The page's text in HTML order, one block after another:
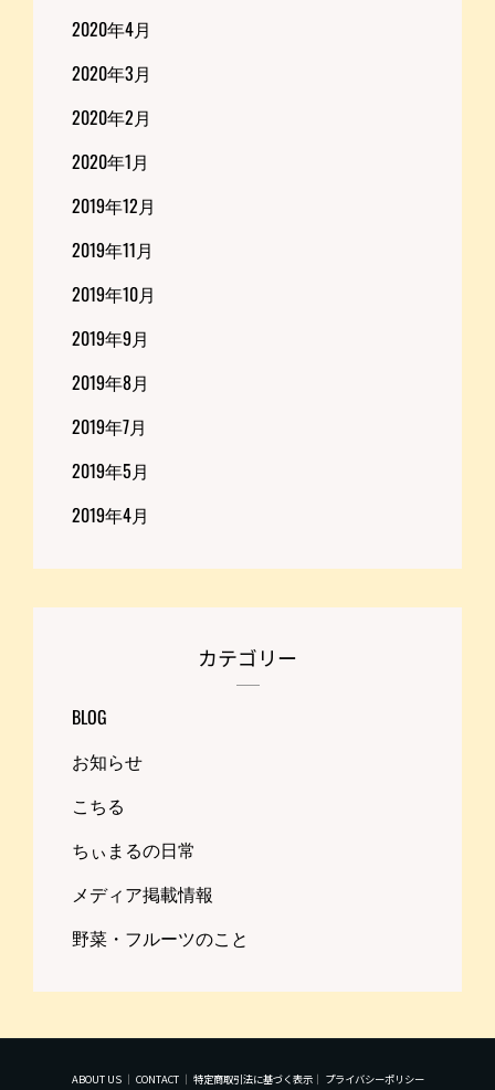
2020年4月
2020年3月
2020年2月
2020年1月
2019年12月
2019年11月
2019年10月
2019年9月
2019年8月
2019年7月
2019年5月
2019年4月
カテゴリー
BLOG
お知らせ
こちる
ちぃまるの日常
メディア掲載情報
野菜・フルーツのこと
ABOUT US｜ CONTACT｜ 特定商取引法に基づく表示｜ プライバシーポリシー